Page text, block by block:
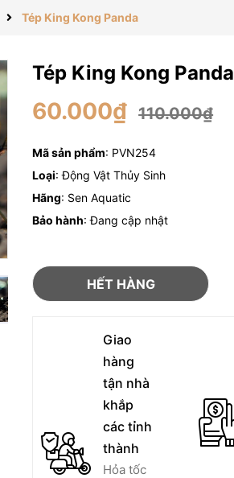
Tép King Kong Panda
Tép King Kong Panda
60.000₫ 110.000₫
Mã sản phẩm: PVN254
Loại: Động Vật Thủy Sinh
Hãng: Sen Aquatic
Bảo hành: Đang cập nhật
HẾT HÀNG
Giao
hàng
tận nhà
khắp
các tỉnh
thành
Hỏa tốc